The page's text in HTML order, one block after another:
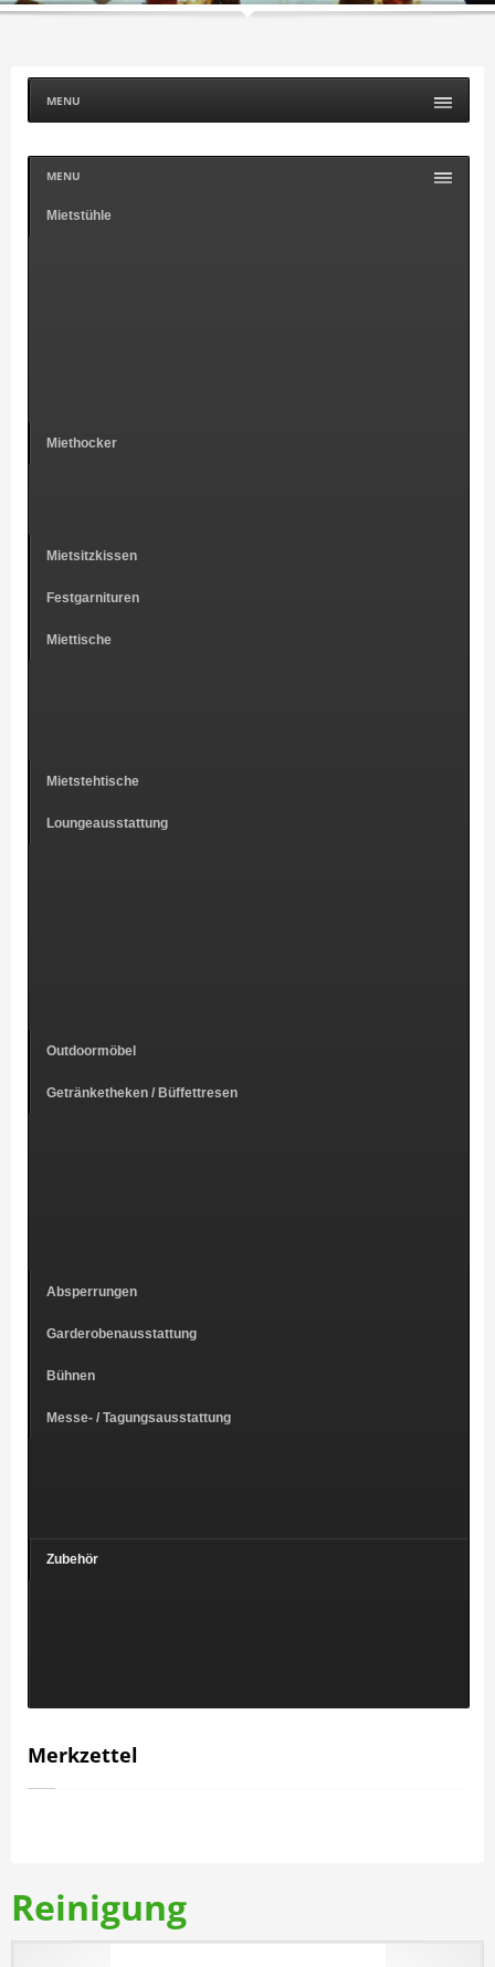
MENU
MENU
Mietstühle
Miethocker
Mietsitzkissen
Festgarnituren
Miettische
Mietstehtische
Loungeausstattung
Outdoormöbel
Getränketheken / Büffettresen
Absperrungen
Garderobenausstattung
Bühnen
Messe- / Tagungsausstattung
Zubehör
Merkzettel
Reinigung